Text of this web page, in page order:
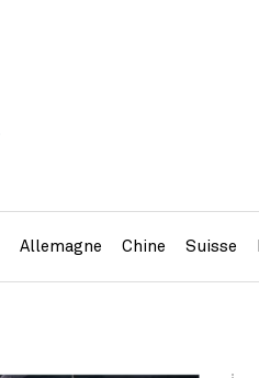
Allemagne Chine Suisse